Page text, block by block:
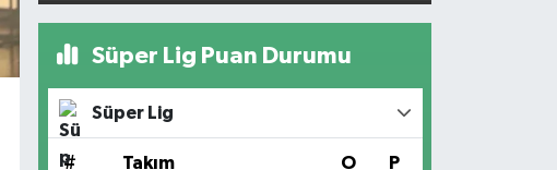
Süper Lig Puan Durumu
Süper Lig
# Takım O P